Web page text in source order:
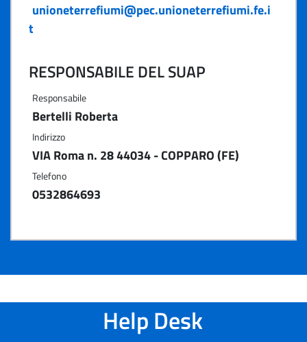
unioneterrefiumi@pec.unioneterrefiumi.fe.i
t
RESPONSABILE DEL SUAP
Responsabile
Bertelli Roberta
Indirizzo
VIA Roma n. 28 44034 - COPPARO (FE)
Telefono
0532864693
Help Desk